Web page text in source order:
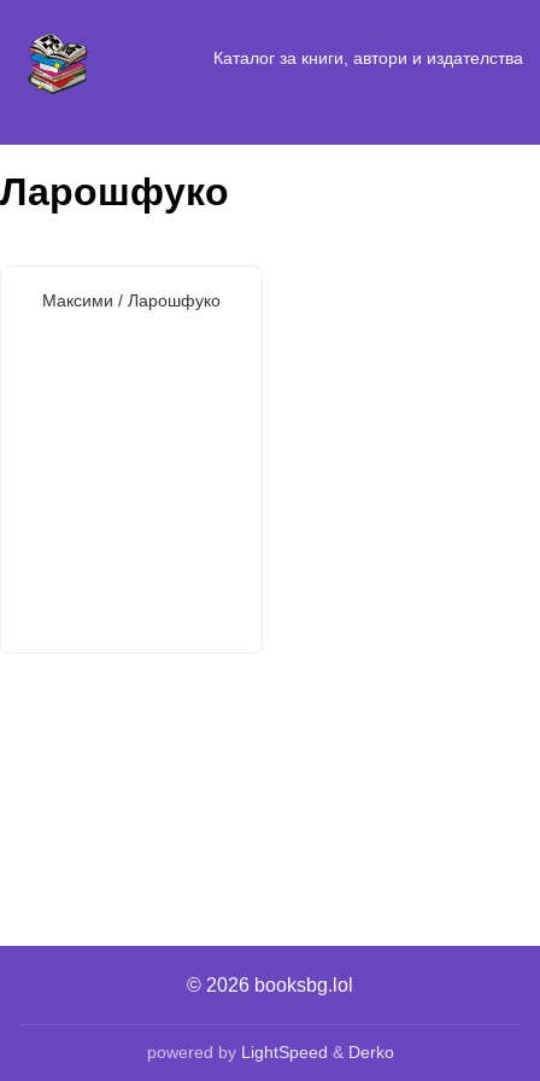
Каталог за книги, автори и издателства
Ларошфуко
Максими / Ларошфуко
© 2026 booksbg.lol
powered by LightSpeed & Derko